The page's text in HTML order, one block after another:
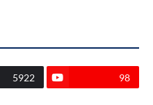
5922 98